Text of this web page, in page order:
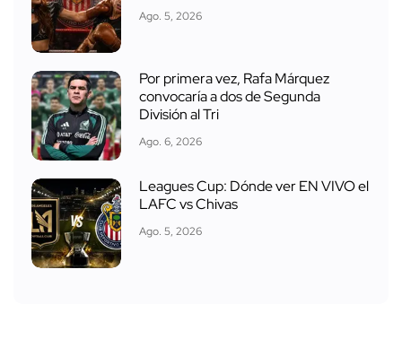
Ago. 5, 2026
Por primera vez, Rafa Márquez
convocaría a dos de Segunda
División al Tri
Ago. 6, 2026
Leagues Cup: Dónde ver EN VIVO el
LAFC vs Chivas
Ago. 5, 2026